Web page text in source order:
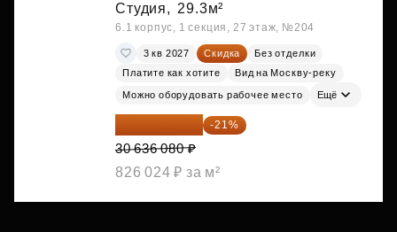
Студия, 29.3м²
6.1 корпус, 1 секция, 27 этаж, №204
3 кв 2027 Скидка
Без отделки
Платите как хотите
Вид на Москву-реку
Можно оборудовать рабочее место Ещё
24 202 503 ₽ -21%
30 636 080 ₽
826 024 ₽ за м²